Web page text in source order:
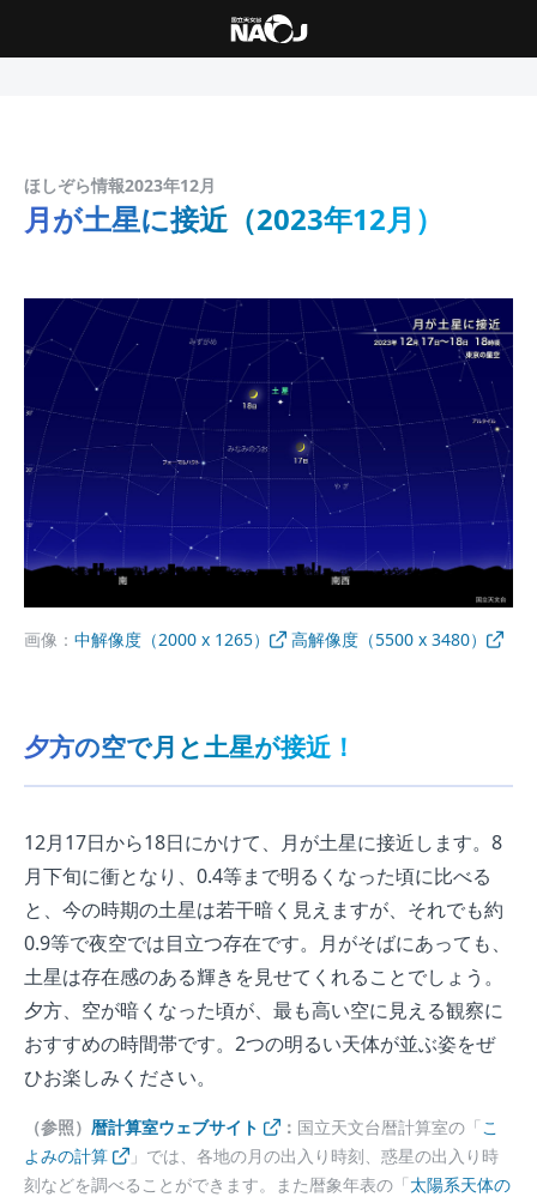
ほしぞら情報2023年12月
月が土星に接近（2023年12月）
画像： 中解像度（2000 x 1265） 高解像度（5500 x 3480）
夕方の空で月と土星が接近！
12月17日から18日にかけて、月が土星に接近します。8
月下旬に衝となり、0.4等まで明るくなった頃に比べる
と、今の時期の土星は若干暗く見えますが、それでも約
0.9等で夜空では目立つ存在です。月がそばにあっても、
土星は存在感のある輝きを見せてくれることでしょう。
夕方、空が暗くなった頃が、最も高い空に見える観察に
おすすめの時間帯です。2つの明るい天体が並ぶ姿をぜ
ひお楽しみください。
（参照） 暦計算室ウェブサイト ： 国立天文台暦計算室の「こ
よみの計算
」では、各地の月の出入り時刻、惑星の出入り時
刻などを調べることができます。また暦象年表の「太陽系天体の